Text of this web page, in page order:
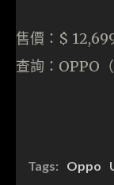
售價：$
查詢：OPPO
Tags: Oppo